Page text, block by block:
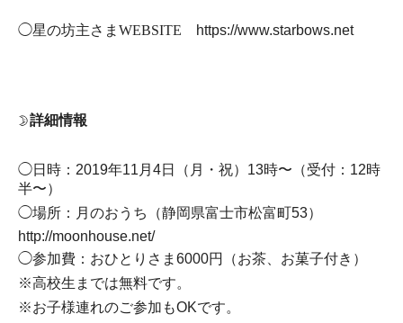
◯星の坊主さまWEBSITE https://www.starbows.net
🌛詳細情報
◯日時：2019年11月4日（月・祝）13時〜（受付：12時
半〜）
◯場所：月のおうち（静岡県富士市松富町53）
http://moonhouse.net/
◯参加費：おひとりさま6000円（お茶、お菓子付き）
※高校生までは無料です。
※お子様連れのご参加もOKです。